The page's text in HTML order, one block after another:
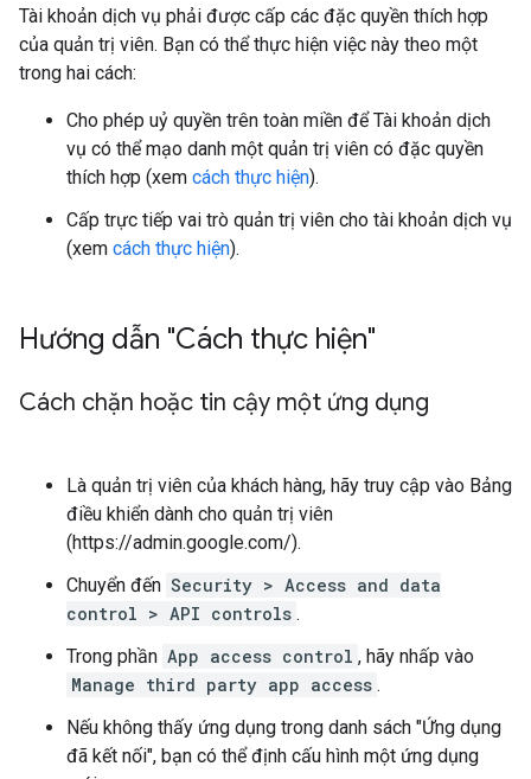
Tài khoản dịch vụ phải được cấp các đặc quyền thích hợp
của quản trị viên. Bạn có thể thực hiện việc này theo một
trong hai cách:
Cho phép uỷ quyền trên toàn miền để Tài khoản dịch
vụ có thể mạo danh một quản trị viên có đặc quyền
thích hợp (xem cách thực hiện).
Cấp trực tiếp vai trò quản trị viên cho tài khoản dịch vụ
(xem cách thực hiện).
Hướng dẫn "Cách thực hiện"
Cách chặn hoặc tin cậy một ứng dụng
Là quản trị viên của khách hàng, hãy truy cập vào Bảng
điều khiển dành cho quản trị viên
(https://admin.google.com/).
Chuyển đến Security > Access and data
control > API controls .
Trong phần App access control , hãy nhấp vào
Manage third party app access .
Nếu không thấy ứng dụng trong danh sách "Ứng dụng
đã kết nối", bạn có thể định cấu hình một ứng dụng